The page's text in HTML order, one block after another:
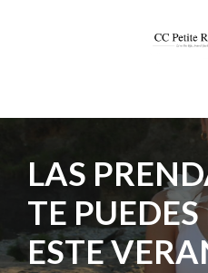
LAS
TE
ESTE